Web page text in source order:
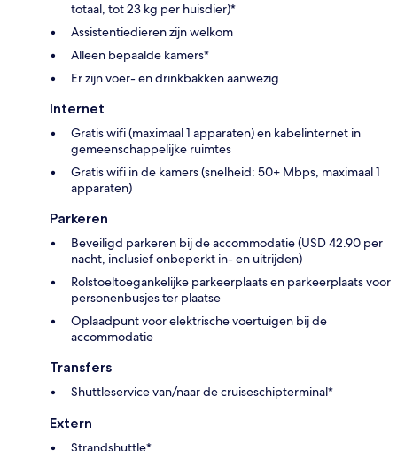
totaal, tot 23 kg per huisdier)*
Assistentiedieren zijn welkom
Alleen bepaalde kamers*
Er zijn voer- en drinkbakken aanwezig
Internet
Gratis wifi (maximaal 1 apparaten) en kabelinternet in
gemeenschappelijke ruimtes
Gratis wifi in de kamers (snelheid: 50+ Mbps, maximaal 1
apparaten)
Parkeren
Beveiligd parkeren bij de accommodatie (USD 42.90 per
nacht, inclusief onbeperkt in- en uitrijden)
Rolstoeltoegankelijke parkeerplaats en parkeerplaats voor
personenbusjes ter plaatse
Oplaadpunt voor elektrische voertuigen bij de
accommodatie
Transfers
Shuttleservice van/naar de cruiseschipterminal*
Extern
Strandshuttle*